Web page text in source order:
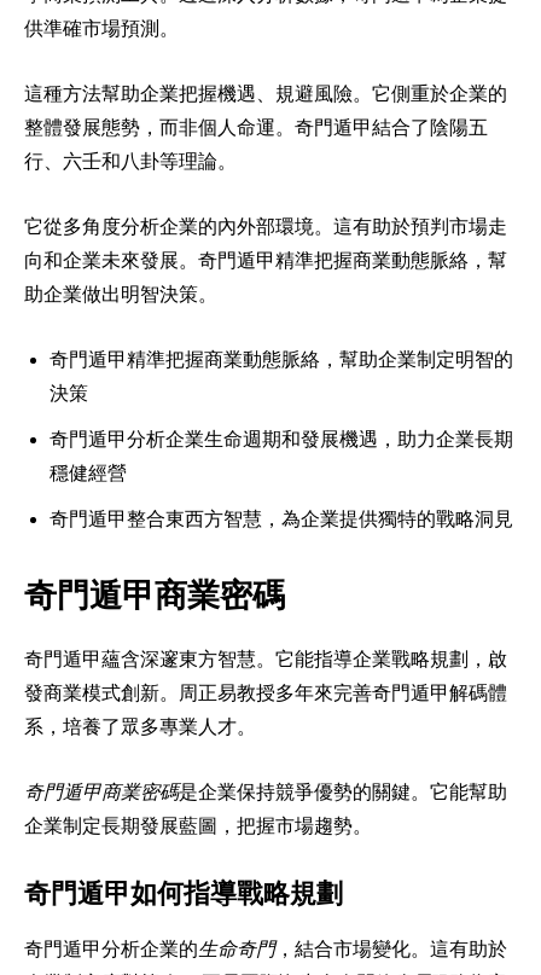
供準確市場預測。
這種方法幫助企業把握機遇、規避風險。它側重於企業的
整體發展態勢，而非個人命運。奇門遁甲結合了陰陽五
行、六壬和八卦等理論。
它從多角度分析企業的內外部環境。這有助於預判市場走
向和企業未來發展。奇門遁甲精準把握商業動態脈絡，幫
助企業做出明智決策。
奇門遁甲精準把握商業動態脈絡，幫助企業制定明智的
決策
奇門遁甲分析企業生命週期和發展機遇，助力企業長期
穩健經營
奇門遁甲整合東西方智慧，為企業提供獨特的戰略洞見
奇門遁甲商業密碼
奇門遁甲蘊含深邃東方智慧。它能指導企業戰略規劃，啟
發商業模式創新。周正易教授多年來完善奇門遁甲解碼體
系，培養了眾多專業人才。
奇門遁甲商業密碼是企業保持競爭優勢的關鍵。它能幫助
企業制定長期發展藍圖，把握市場趨勢。
奇門遁甲如何指導戰略規劃
奇門遁甲分析企業的生命奇門，結合市場變化。這有助於